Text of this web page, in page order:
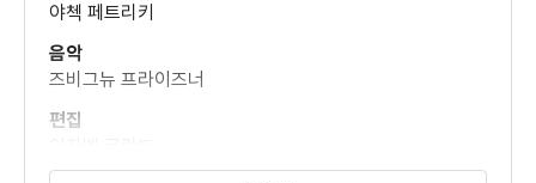
야첵 페트리키
음악
즈비그뉴 프라이즈너
편집